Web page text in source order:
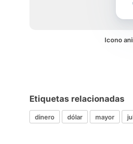
Icono
Etiquetas relacionadas
dinero dólar mayor